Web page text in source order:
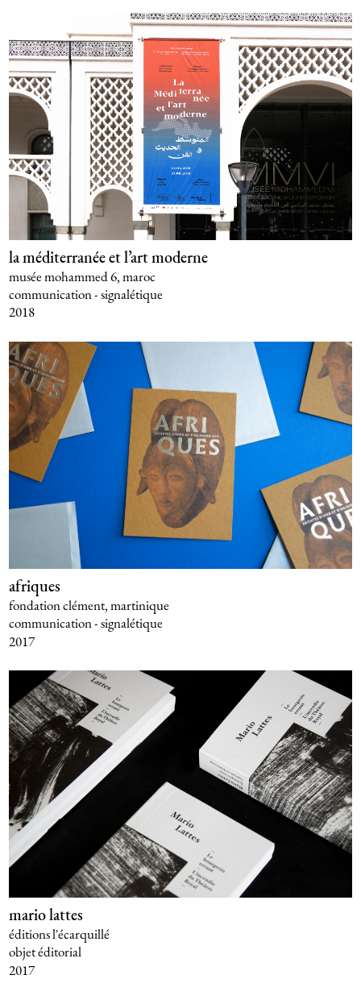
la méditerranée et l’art moderne
musée mohammed 6, maroc
communication - signalétique
2018
afriques
fondation clément, martinique
communication - signalétique
2017
mario lattes
éditions l'écarquillé
objet éditorial
2017